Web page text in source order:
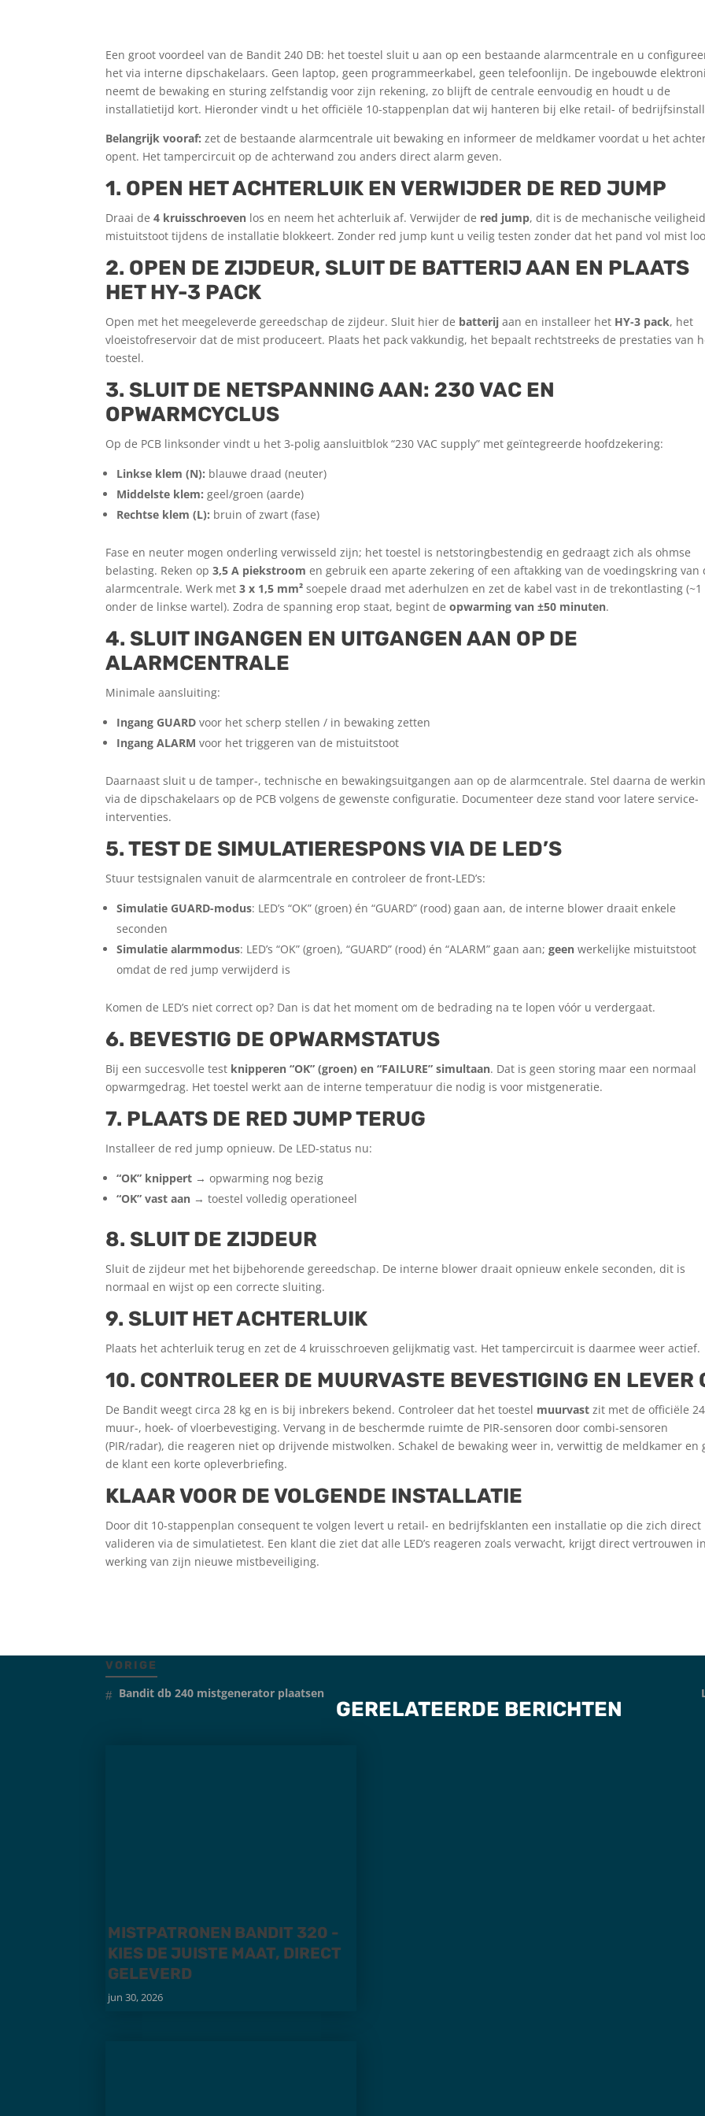
Een groot voordeel van de Bandit 240 DB: het toestel sluit u aan op een bestaande alarmcentrale en u
het via interne dipschakelaars. Geen laptop, geen programmeer­kabel, geen telefoonlijn. De ingebouwde
neemt de bewaking en sturing zelfstandig voor zijn rekening, zo blijft de centrale eenvoudig en houdt u de
installatietijd kort. Hieronder vindt u het officiële 10-stappenplan dat wij hanteren bij elke retail- of
Belangrijk vooraf: zet de bestaande alarmcentrale uit bewaking en informeer de meldkamer voordat u het
opent. Het tamper­circuit op de achterwand zou anders direct alarm geven.
1. OPEN HET ACHTERLUIK EN VERWIJDER DE RED JUMP
Draai de4 kruisschroeven los en neem het achterluik af. Verwijder de red jump, dit is de mechanische
mistuitstoot tijdens de installatie blokkeert. Zonder red jump kunt u veilig testen zonder dat het pand vol mist
2. OPEN DE ZIJDEUR, SLUIT DE BATTERIJ AAN EN PLAATS
HET HY-3 PACK
Open met het meegeleverde gereedschap de zijdeur. Sluit hier de batterij aan en installeer het HY-3 pack, het
vloeistofreservoir dat de mist produceert. Plaats het pack vakkundig, het bepaalt rechtstreeks de prestaties van
toestel.
3. SLUIT DE NETSPANNING AAN: 230 VAC EN
OPWARMCYCLUS
Op de PCB linksonder vindt u het 3-polig aansluitblok “230 VAC supply” met geïntegreerde hoofdzekering:
Linkse klem (N): blauwe draad (neuter)
Middelste klem: geel/groen (aarde)
Rechtse klem (L): bruin of zwart (fase)
Fase en neuter mogen onderling verwisseld zijn; het toestel is netstoring­bestendig en gedraagt zich als ohmse
belasting. Reken op3,5 A piekstroom en gebruik een aparte zekering of een aftakking van de voedingskring van
alarmcentrale. Werk met3 x 1,5 mm² soepele draad met aderhulzen en zet de kabel vast in de trekontlasting (~1
onder de linkse wartel). Zodra de spanning erop staat, begint deopwarming van ±50 minuten.
4. SLUIT INGANGEN EN UITGANGEN AAN OP DE
ALARMCENTRALE
Minimale aansluiting:
Ingang GUARD voor het scherp stellen / in bewaking zetten
Ingang ALARM voor het triggeren van de mistuitstoot
Daarnaast sluit u de tamper-, technische en bewakings­uitgangen aan op de alarmcentrale. Stel daarna de
via de dipschakelaars op de PCB volgens de gewenste configuratie. Documenteer deze stand voor latere service-
interventies.
5. TEST DE SIMULATIE­RESPONS VIA DE LED’S
Stuur testsignalen vanuit de alarmcentrale en controleer de front-LED’s:
Simulatie GUARD-modus: LED’s “OK” (groen) én “GUARD” (rood) gaan aan, de interne blower draait enkele
seconden
Simulatie alarmmodus: LED’s “OK” (groen), “GUARD” (rood) én “ALARM” gaan aan;geen werkelijke mistuitstoot
omdat de red jump verwijderd is
Komen de LED’s niet correct op? Dan is dat het moment om de bedrading na te lopen vóór u verdergaat.
6. BEVESTIG DE OPWARMSTATUS
Bij een succesvolle test knipperen “OK” (groen) en “FAILURE” simultaan. Dat is geen storing maar een normaal
opwarmgedrag. Het toestel werkt aan de interne temperatuur die nodig is voor mistgeneratie.
7. PLAATS DE RED JUMP TERUG
Installeer de red jump opnieuw. De LED-status nu:
“OK” knippert → opwarming nog bezig
“OK” vast aan → toestel volledig operationeel
8. SLUIT DE ZIJDEUR
Sluit de zijdeur met het bijbehorende gereedschap. De interne blower draait opnieuw enkele seconden, dit is
normaal en wijst op een correcte sluiting.
9. SLUIT HET ACHTERLUIK
Plaats het achterluik terug en zet de 4 kruisschroeven gelijkmatig vast. Het tamper­circuit is daarmee weer actief.
10. CONTROLEER DE MUURVASTE BEVESTIGING EN LEVER
De Bandit weegt circa 28 kg en is bij inbrekers bekend. Controleer dat het toestel muurvast zit met de officiële
muur-, hoek- of vloerbevestiging. Vervang in de beschermde ruimte de PIR-sensoren door combi-sensoren
(PIR/radar), die reageren niet op drijvende mistwolken. Schakel de bewaking weer in, verwittig de meldkamer en
de klant een korte oplever­briefing.
KLAAR VOOR DE VOLGENDE INSTALLATIE
Door dit 10-stappenplan consequent te volgen levert u retail- en bedrijfsklanten een installatie op die zich direct
valideren via de simulatie­test. Een klant die ziet dat alle LED’s reageren zoals verwacht, krijgt direct vertrouwen
werking van zijn nieuwe mistbeveiliging.
VORIGE
Bandit db 240 mistgenerator plaatsen
GERELATEERDE BERICHTEN
MISTPATRONEN BANDIT 320 -
KIES DE JUISTE MAAT, DIRECT
GELEVERD
jun 30, 2026